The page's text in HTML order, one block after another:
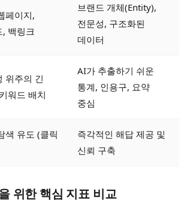
페이지,
, 백링크
브랜드 개체(Entity),
전문성, 구조화된
데이터
위주의 긴
워드 배치
AI가 추출하기 쉬운
통계, 인용구, 요약
중심
색 유도 (클릭
즉각적인 해답 제공 및
신뢰 구축
위한 핵심 지표 비교